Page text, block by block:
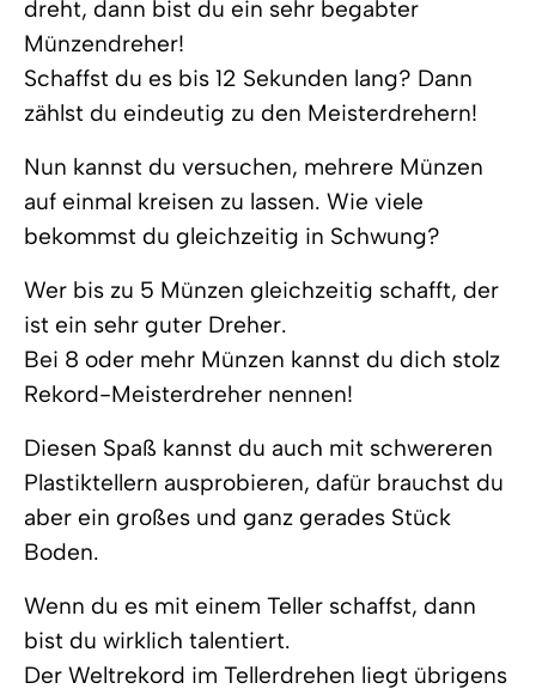
dreht, dann bist du ein sehr begabter
Münzendreher!
Schaffst du es bis 12 Sekunden lang? Dann
zählst du eindeutig zu den Meisterdrehern!
Nun kannst du versuchen, mehrere Münzen
auf einmal kreisen zu lassen. Wie viele
bekommst du gleichzeitig in Schwung?
Wer bis zu 5 Münzen gleichzeitig schafft, der
ist ein sehr guter Dreher.
Bei 8 oder mehr Münzen kannst du dich stolz
Rekord-Meisterdreher nennen!
Diesen Spaß kannst du auch mit schwereren
Plastiktellern ausprobieren, dafür brauchst du
aber ein großes und ganz gerades Stück
Boden.
Wenn du es mit einem Teller schaffst, dann
bist du wirklich talentiert.
Der Weltrekord im Tellerdrehen liegt übrigens